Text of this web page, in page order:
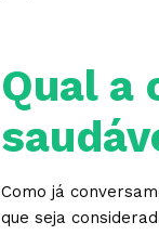
Qual a
Como já
que seja